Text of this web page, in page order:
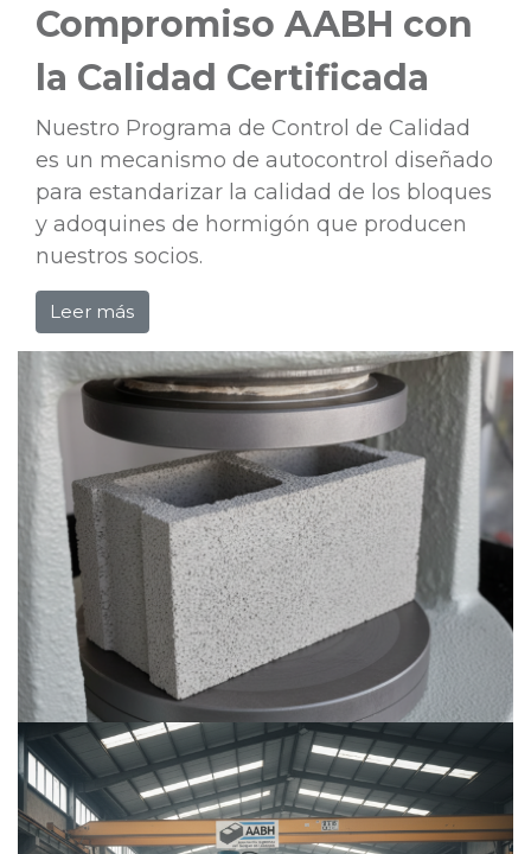
Compromiso AABH con
la Calidad Certificada
Nuestro Programa de Control de Calidad
es un mecanismo de autocontrol diseñado
para estandarizar la calidad de los bloques
y adoquines de hormigón que producen
nuestros socios.
Leer más